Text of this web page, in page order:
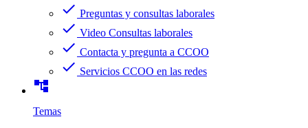
check Preguntas y consultas laborales
check Video Consultas laborales
check Contacta y pregunta a CCOO
check Servicios CCOO en las redes
account_tree
Temas